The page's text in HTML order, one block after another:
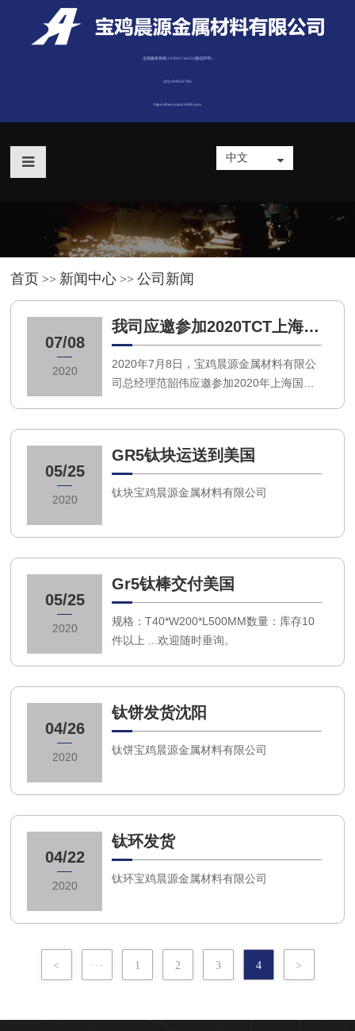
全国服务热线:13399174655(微信同号)
QQ:194056786
https://chenyuanti.1688.com/
中文
首页 >> 新闻中心 >>公司新闻
07/08
2020
我司应邀参加2020TCT上海国
际3D打印增材制造展览会
2020年7月8日，宝鸡晨源金属材料有限公
司总经理范韶伟应邀参加2020年上海国际
览服务，目前业务横跨北美、欧洲和亚
洲，TCT的使命旨在推进设计制造一体化
进程（Design-to-Manufacturing Inno
05/25
2020
GR5钛块运送到美国
钛块宝鸡晨源金属材料有限公司
05/25
2020
Gr5钛棒交付美国
规格：T40*W200*L500MM数量：库存10
件以上 ...欢迎随时垂询。
04/26
2020
钛饼发货沈阳
钛饼宝鸡晨源金属材料有限公司
04/22
2020
钛环发货
钛环宝鸡晨源金属材料有限公司
< ··· 1 2 3 4 >